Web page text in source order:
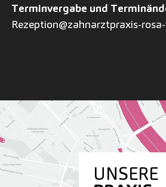
UNSERE
Terminvergabe und
Rezeption@zahnarztpraxis-